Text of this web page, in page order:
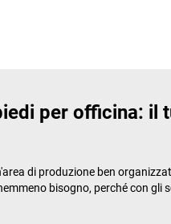
per officina: il
di produzione ben
bisogno, perché con